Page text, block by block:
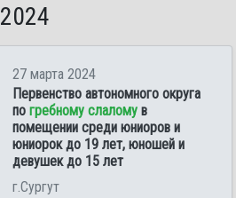
2024
27 марта 2024
Первенство автономного округа
по гребному слалому в
помещении среди юниоров и
юниорок до 19 лет, юношей и
девушек до 15 лет
г.Сургут